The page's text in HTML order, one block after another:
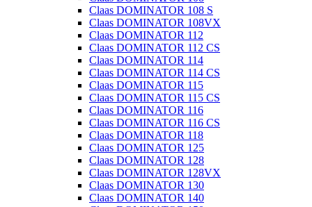
Claas DOMINATOR 108 S
Claas DOMINATOR 108VX
Claas DOMINATOR 112
Claas DOMINATOR 112 CS
Claas DOMINATOR 114
Claas DOMINATOR 114 CS
Claas DOMINATOR 115
Claas DOMINATOR 115 CS
Claas DOMINATOR 116
Claas DOMINATOR 116 CS
Claas DOMINATOR 118
Claas DOMINATOR 125
Claas DOMINATOR 128
Claas DOMINATOR 128VX
Claas DOMINATOR 130
Claas DOMINATOR 140